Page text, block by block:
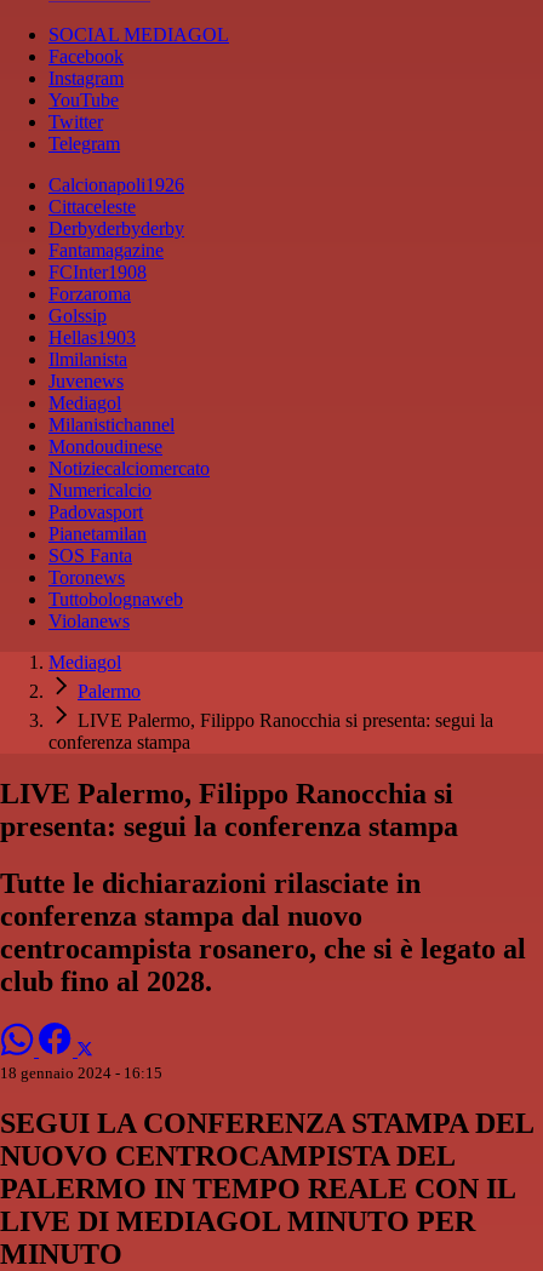
SOCIAL MEDIAGOL
Facebook
Instagram
YouTube
Twitter
Telegram
Calcionapoli1926
Cittaceleste
Derbyderbyderby
Fantamagazine
FCInter1908
Forzaroma
Golssip
Hellas1903
Ilmilanista
Juvenews
Mediagol
Milanistichannel
Mondoudinese
Notiziecalciomercato
Numericalcio
Padovasport
Pianetamilan
SOS Fanta
Toronews
Tuttobolognaweb
Violanews
Mediagol
Palermo
LIVE Palermo, Filippo Ranocchia si presenta: segui la
conferenza stampa
LIVE Palermo, Filippo Ranocchia si
presenta: segui la conferenza stampa
Tutte le dichiarazioni rilasciate in
conferenza stampa dal nuovo
centrocampista rosanero, che si è legato al
club fino al 2028.
18 gennaio 2024 - 16:15
SEGUI LA CONFERENZA STAMPA DEL
NUOVO CENTROCAMPISTA DEL
PALERMO IN TEMPO REALE CON IL
LIVE DI MEDIAGOL MINUTO PER
MINUTO